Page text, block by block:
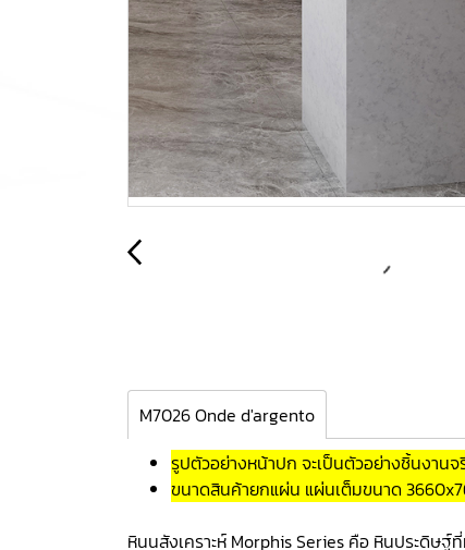
M7026 Onde d'argento
รูปตัวอย่างหน้าปก จะเป็นตัวอย่างชิ้นงานจ
ขนาดสินค้ายกแผ่น แผ่นเต็มขนาด
หินนสังเคราะห์ Morphis Series คือ หินประดิษ